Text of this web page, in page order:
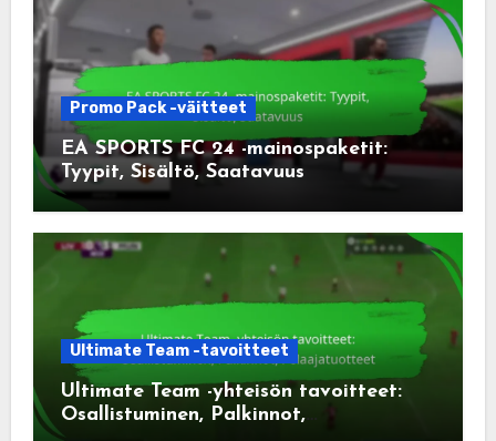
Promo Pack -väitteet
EA SPORTS FC 24 -mainospaketit:
Tyypit, Sisältö, Saatavuus
Ultimate Team -tavoitteet
Ultimate Team -yhteisön tavoitteet:
Osallistuminen, Palkinnot,